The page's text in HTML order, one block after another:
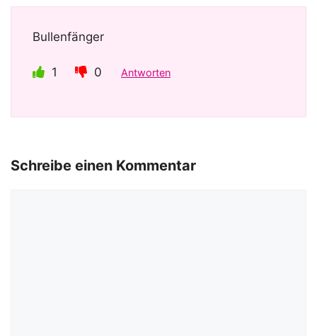
Bullenfänger
1 0 Antworten
Schreibe einen Kommentar